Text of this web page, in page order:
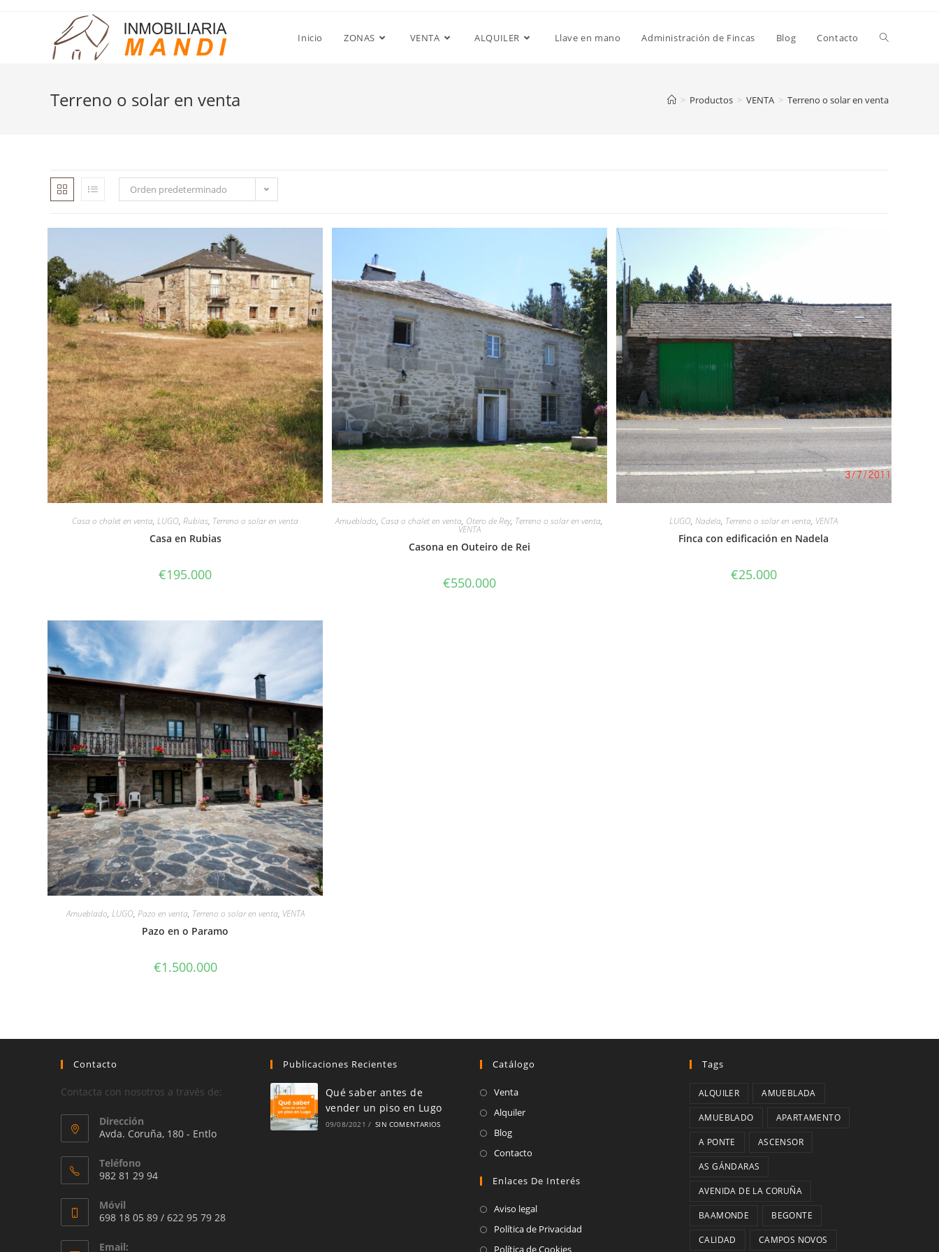
Inicio ZONAS VENTA ALQUILER Llave en mano Administración de Fincas Blog Contacto
Terreno o solar en venta > Productos > VENTA > Terreno o solar en venta
Orden predeterminado
Casa o chalet en venta,LUGO,Rubias, Terreno o solar en venta
Casa en Rubias
€195.000
Amueblado, Casa o chalet en venta, Otero de Rey, Terreno o solar en venta,
VENTA
Casona en Outeiro de Rei
€550.000
LUGO,Nadela, Terreno o solar en venta, VENTA
Finca con edificación en Nadela
€25.000
Amueblado, LUGO, Pazo en venta, Terreno o solar en venta, VENTA
Pazo en o Paramo
€1.500.000
Contacto
Contacta con nosotros a través de:
Dirección
Avda. Coruña, 180 - Entlo
Teléfono
982 81 29 94
Móvil
698 18 05 89 / 622 95 79 28
Email:
Publicaciones Recientes
Qué saber antes de
vender un piso en Lugo
09/08/2021 / SIN COMENTARIOS
Catálogo
VentaSe
abre
pestaña
AlquilerSe
nueva
BlogSe
abre
una
Contacto
en
una
Enlaces De Interés
Aviso legal
Política de Privacidad
Política de Cookies
Tags
ALQUILER AMUEBLADA
AMUEBLADO APARTAMENTO
A PONTE ASCENSOR
AS GÁNDARAS
AVENIDA DE LA CORUÑA
BAAMONDE BEGONTE
CALIDAD CAMPOS NOVOS